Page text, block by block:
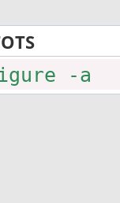
-a